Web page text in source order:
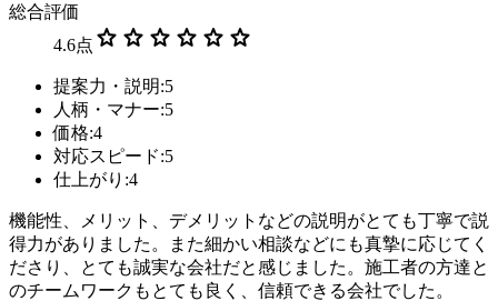
総合評価
4.6点 star star star star star star
提案力・説明:5
人柄・マナー:5
価格:4
対応スピード:5
仕上がり:4
機能性、メリット、デメリットなどの説明がとても丁寧で説
得力がありました。また細かい相談などにも真摯に応じてく
ださり、とても誠実な会社だと感じました。施工者の方達と
のチームワークもとても良く、信頼できる会社でした。